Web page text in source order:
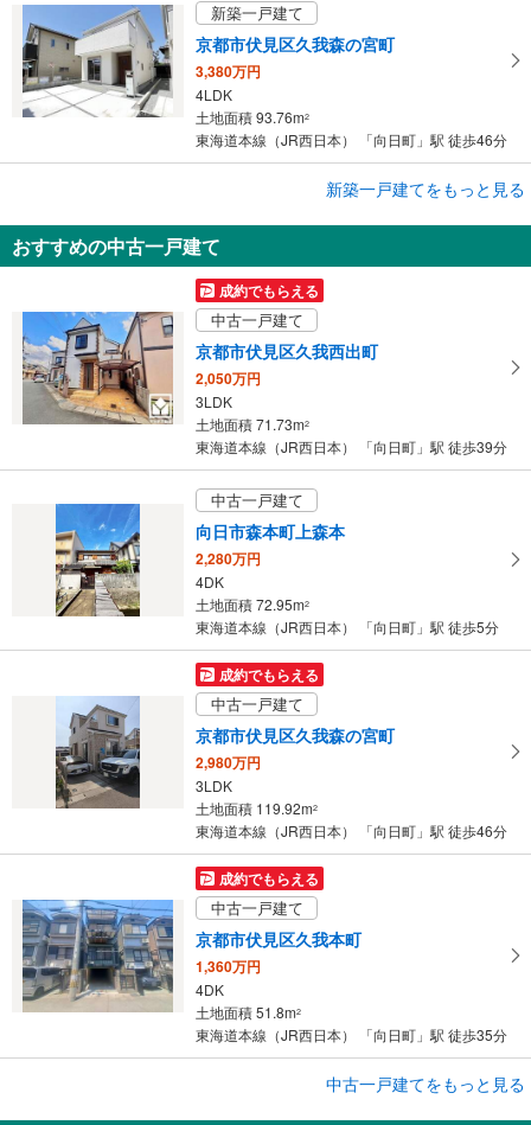
新築一戸建て
京都市伏見区久我森の宮町
3,380万円
4LDK
土地面積 93.76m2
東海道本線（JR西日本） 「向日町」駅 徒歩46分
京都市伏見区久我森の宮町
3,380万円
4LDK
土地面積 93.02m
東海道本線（JR西日本） 「向日町」駅 徒歩46分
新築一戸建てをもっと見る
おすすめの中古一戸建て
成約でもらえる
中古一戸建て
京都市伏見区久我西出町
2,050万円
3LDK
土地面積 71.73m2
東海道本線（JR西日本） 「向日町」駅 徒歩39分
中古一戸建て
向日市森本町上森本
2,280万円
4DK
土地面積 72.95m2
東海道本線（JR西日本） 「向日町」駅 徒歩5分
成約でもらえる
中古一戸建て
京都市伏見区久我森の宮町
2,980万円
3LDK
土地面積 119.92m2
東海道本線（JR西日本） 「向日町」駅 徒歩46分
成約でもらえる
中古一戸建て
京都市伏見区久我本町
1,360万円
4DK
土地面積 51.8m2
東海道本線（JR西日本） 「向日町」駅 徒歩35分
中古一戸建てをもっと見る